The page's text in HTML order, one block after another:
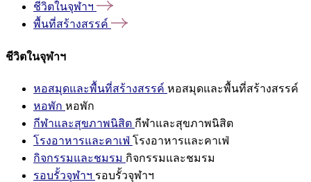
ชีวิตในจุฬาฯ
พื้นที่สร้างสรรค์
ชีวิตในจุฬาฯ
หอสมุดและพื้นที่สร้างสรรค์ หอสมุดและพื้นที่สร้างสรรค์
หอพัก หอพัก
กีฬาและสุขภาพนิสิต กีฬาและสุขภาพนิสิต
โรงอาหารและคาเฟ่ โรงอาหารและคาเฟ่
กิจกรรมและชมรม กิจกรรมและชมรม
รอบรั้วจุฬาฯ รอบรั้วจุฬาฯ